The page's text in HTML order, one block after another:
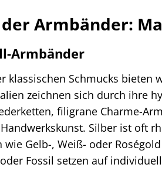
Armbänder:
Armbänder
klassischen Schmucks bieten
zeichnen sich durch ihre
filigrane Charme-
Silber ist oft
wie Gelb-, Weiß- oder
Fossil setzen auf